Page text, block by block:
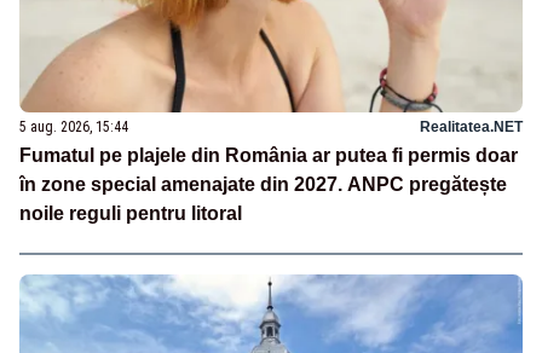
5 aug. 2026, 15:44 Realitatea.NET
Fumatul pe plajele din România ar putea fi permis doar
în zone special amenajate din 2027. ANPC pregătește
noile reguli pentru litoral